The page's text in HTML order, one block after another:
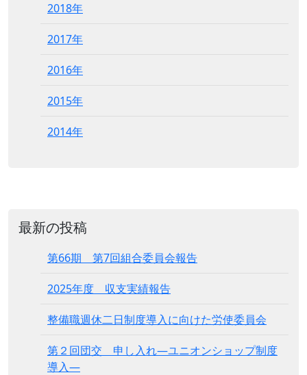
2018年
2017年
2016年
2015年
2014年
最新の投稿
第66期 第7回組合委員会報告
2025年度 収支実績報告
整備職週休二日制度導入に向けた労使委員会
第２回団交 申し入れ―ユニオンショップ制度
導入―